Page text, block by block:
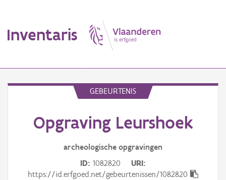
Inventaris
Erfgoedobject
Aanduidingsobject
GEBEURTENIS
Opgraving Leurshoek
archeologische opgravingen
ID 1082820
URI
https://id.erfgoed.net/gebeurtenissen/1082820